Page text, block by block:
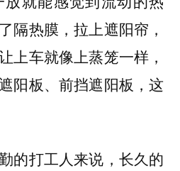
隔热膜，拉上遮阳帘，
上车就像上蒸笼一样，
阳板、前挡遮阳板，这
的打工人来说，长久的